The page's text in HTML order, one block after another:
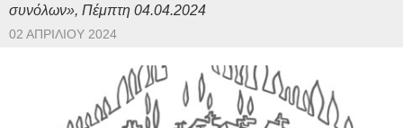
συνόλων», Πέμπτη 04.04.2024
02 ΑΠΡΙΛΊΟΥ 2024